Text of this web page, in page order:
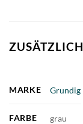
MARKE Grundig
FARBE grau